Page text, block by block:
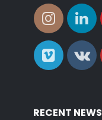
RECENT NEWS